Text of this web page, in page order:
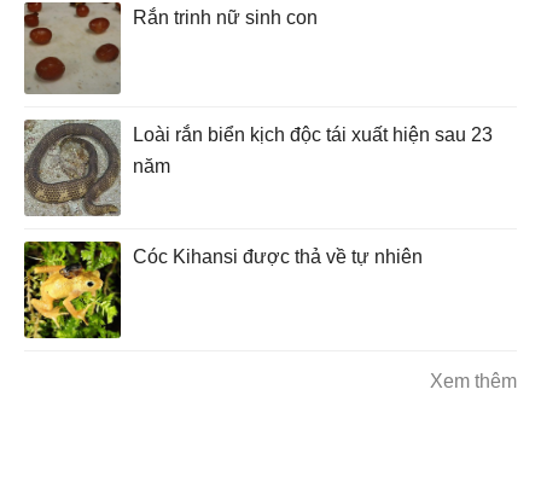
Rắn trinh nữ sinh con
Loài rắn biển kịch độc tái xuất hiện sau 23
năm
Cóc Kihansi được thả về tự nhiên
Xem thêm